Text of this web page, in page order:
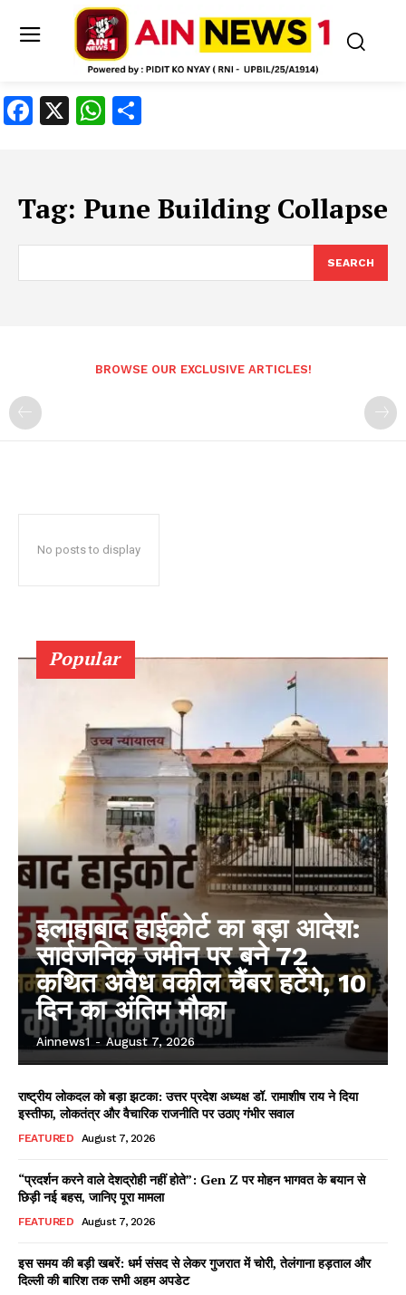
Facebook
X WhatsApp
Tag: Pune Building Collapse
SEARCH
BROWSE OUR EXCLUSIVE ARTICLES!
No posts to display
Popular
इलाहाबाद हाईकोर्ट का बड़ा आदेश:
सार्वजनिक जमीन पर बने 72
कथित अवैध वकील चैंबर हटेंगे, 10
दिन का अंतिम मौका
Ainnews1 - August 7, 2026
राष्ट्रीय लोकदल को बड़ा झटका: उत्तर प्रदेश अध्यक्ष डॉ. रामाशीष राय ने दिया
इस्तीफा, लोकतंत्र और वैचारिक राजनीति पर उठाए गंभीर सवाल
FEATURED August 7, 2026
“प्रदर्शन करने वाले देशद्रोही नहीं होते”: Gen Z पर मोहन भागवत के बयान से
छिड़ी नई बहस, जानिए पूरा मामला
FEATURED August 7, 2026
इस समय की बड़ी खबरें: धर्म संसद से लेकर गुजरात में चोरी, तेलंगाना हड़ताल और
दिल्ली की बारिश तक सभी अहम अपडेट